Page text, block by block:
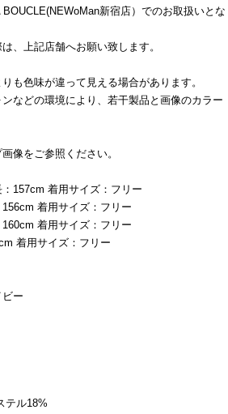
新宿店）でのお取扱いとな
、上記店舗へお願い致します。
も色味が違って見える場合があります。
などの環境により、若干製品と画像のカラー
像をご参照ください。
157cm 着用サイズ：フリー
着用サイズ：フリー
着用サイズ：フリー
着用サイズ：フリー
ー
テル18%